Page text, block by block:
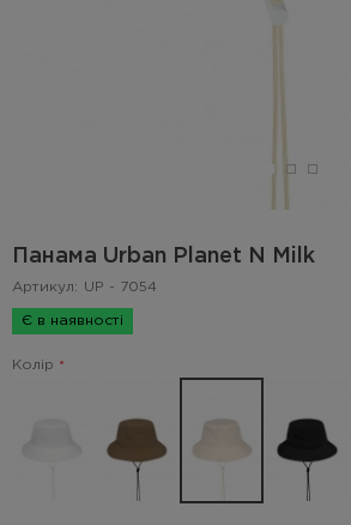
Панама Urban Planet N Milk
Артикул: UP - 7054
Є в наявності
Колір